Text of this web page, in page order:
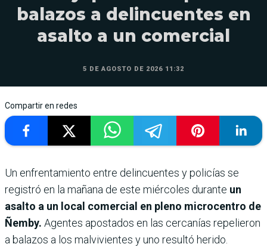
balazos a delincuentes en
asalto a un comercial
5 DE AGOSTO DE 2026 11:32
Compartir en redes
Un enfrentamiento entre delincuentes y policías se
registró en la mañana de este miércoles durante un
asalto a un local comercial en pleno microcentro de
Ñemby. Agentes apostados en las cercanías repelieron
a balazos a los malvivientes y uno resultó herido.